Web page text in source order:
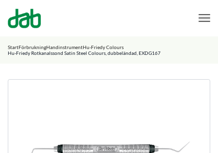
DAB Dental
StartFörbrukningHandinstrumentHu-Friedy Colours
Hu-Friedy Rotkanalssond Satin Steel Colours, dubbeländad, EXDG167